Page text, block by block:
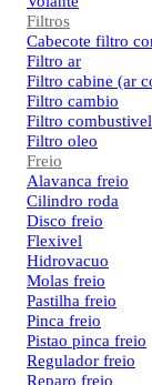
Filtros
Cabecote filtro
Filtro ar
Filtro cabine (ar
Filtro cambio
Filtro combustivel
Filtro oleo
Freio
Alavanca freio
Cilindro roda
Disco freio
Flexivel
Hidrovacuo
Molas freio
Pastilha freio
Pinca freio
Pistao pinca freio
Regulador freio
Reparo freio